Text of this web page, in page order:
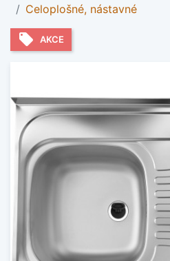
Celoplošné, nástavné
local_offer AKCE